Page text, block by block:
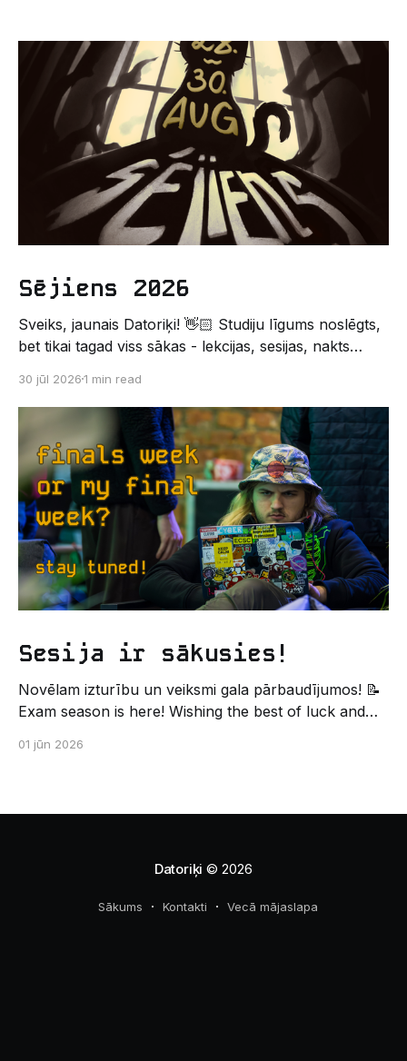
Sējiens 2026
Sveiks, jaunais Datoriķi! 👋🏻 Studiju līgums noslēgts,
bet tikai tagad viss sākas - lekcijas, sesijas, nakts
Un kas gan būtu labāks veids, kā iepazīt savu jauno
dzīvi LU EZTF datoriķu vidē, par došanos uz
leģendāro “Sējienu”? 🐱 Šī pirmsaristoteļa nometne
palīdzēs tev iegūt pirmos draugus, ieskatu studenta
30 jūl 20261 min read
Sesija ir sākusies!
Novēlam izturību un veiksmi gala pārbaudījumos! 📝
Exam season is here! Wishing the best of luck and
pašpārvaldes komunikācijas virziens
01 jūn 2026
Datoriķi © 2026
Sākums Kontakti Vecā mājaslapa